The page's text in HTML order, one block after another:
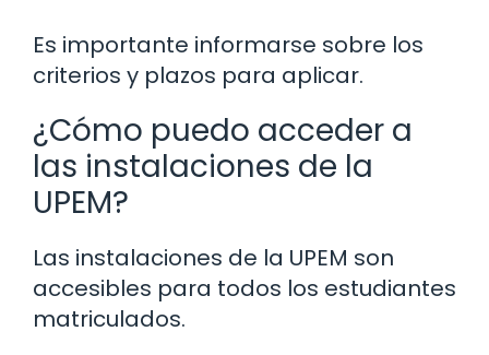
Es importante informarse sobre los
criterios y plazos para aplicar.
¿Cómo puedo acceder a
las instalaciones de la
UPEM?
Las instalaciones de la UPEM son
accesibles para todos los estudiantes
matriculados.